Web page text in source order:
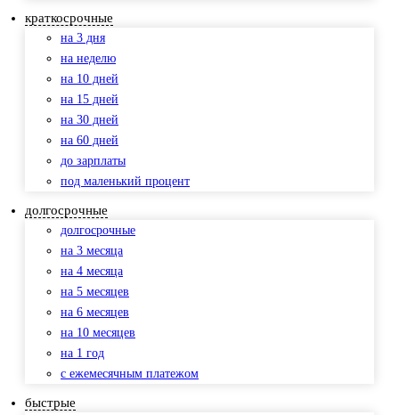
краткосрочные
на 3 дня
на неделю
на 10 дней
на 15 дней
на 30 дней
на 60 дней
до зарплаты
под маленький процент
долгосрочные
долгосрочные
на 3 месяца
на 4 месяца
на 5 месяцев
на 6 месяцев
на 10 месяцев
на 1 год
с ежемесячным платежом
быстрые